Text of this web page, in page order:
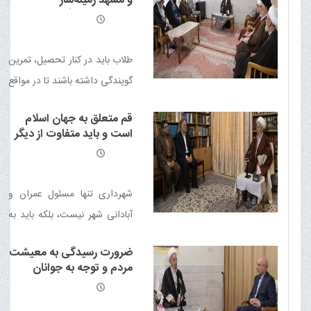
انتظامی، می‌تواند در ارتقای
انسانی، تحکیم اعتماد عمومی
و افزایش سرمایه اجتماعی
پیشرفت‌های گسترده است
طلاب باید در کنار تحصیل، تمرین
گویندگی داشته باشند تا در مواقع
جلسات تخصصی حوزه به‌خوبی
اظهارنظر کنند.
قم متعلق به جهان اسلام
است و باید متفاوت از دیگر
شهرها دیده شود
شهرداری تنها مسئول عمران و
آبادانی شهر نیست، بلکه باید به
از مدارس تا مساجد آموزش‌های
فرهنگی را توسعه دهد.
ضرورت رسیدگی به معیشت
مردم و توجه به جوانان